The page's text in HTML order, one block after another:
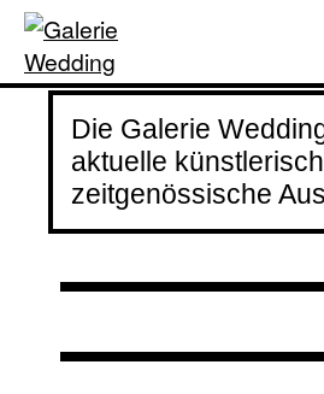
Die Galerie
aktuelle
zeitgenössische
of an
Family«
22.05.2026
09.08.2026
» 매난국죽
Nan Guk
Diasporic
Memories
n Clay «
01.11.2026